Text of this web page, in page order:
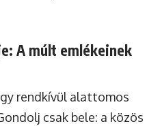
A múlt emlékeinek
rendkívül alattomos
csak bele: a közös